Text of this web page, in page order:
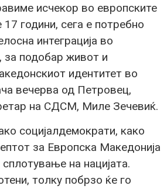
исчекор во европските
17 години, сега е потребно
интеграција во
за подобар живот и
идентитет во
вечерва од Петровец,
на СДСМ, Миле Зечевиќ.
социјалдемократи, како
за Европска Македонија
на нацијата.
толку побрзо ќе го